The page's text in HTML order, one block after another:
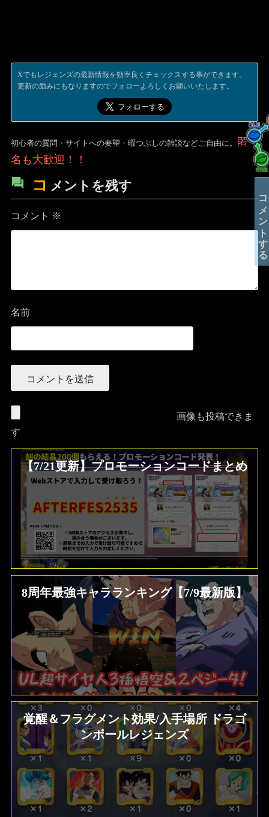
Xでもレジェンズの最新情報を効率良くチェックスする事ができます。
更新の励みにもなりますのでフォローよろしくお願いいたします。
初心者の質問・サイトへの要望・暇つぶしの雑談などご自由に。
匿
名も大歓迎！！
コ メントを残す
コメント ※
名前
画像も投稿できま
す
【7/21更新】プロモーションコードまとめ
8周年最強キャラランキング【7/9最新版】
覚醒＆フラグメント効果/入手場所 ドラゴ
ンボールレジェンズ
コメントする